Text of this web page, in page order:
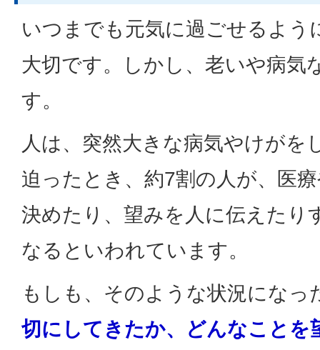
いつまでも元気に過ごせるよう
大切です。しかし、老いや病気
す。
人は、突然大きな病気やけがを
迫ったとき、約7割の人が、医
決めたり、望みを人に伝えたり
なるといわれています。
もしも、そのような状況になっ
切にしてきたか、どんなことを